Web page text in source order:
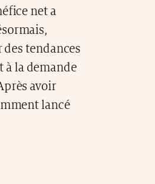
net a
tendances
à la demande
avoir
lancé